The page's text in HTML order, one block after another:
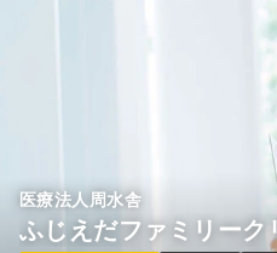
月給30万円以上可
日勤のみ（パート）
医療法人周水舎
ふじえだファミリーク